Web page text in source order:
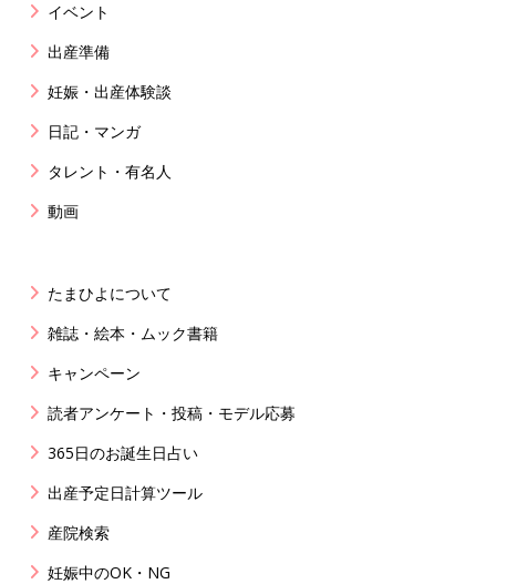
イベント
出産準備
妊娠・出産体験談
日記・マンガ
タレント・有名人
動画
たまひよについて
雑誌・絵本・ムック書籍
キャンペーン
読者アンケート・投稿・モデル応募
365日のお誕生日占い
出産予定日計算ツール
産院検索
妊娠中のOK・NG